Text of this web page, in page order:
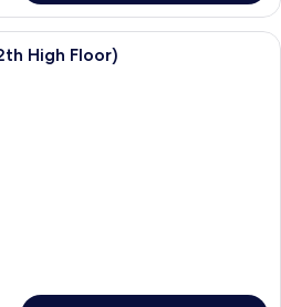
Camera d'hotel con un letto grande,
High Floor)